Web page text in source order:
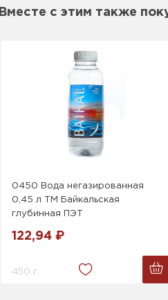
Вместе с этим также
0450 Вода негазированная
0,45 л ТМ Байкальская
глубинная ПЭТ
122,94 ₽
450 г.